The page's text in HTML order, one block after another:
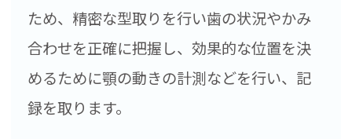
ため、精密な型取りを行い歯の状況やかみ
合わせを正確に把握し、効果的な位置を決
めるために顎の動きの計測などを行い、記
録を取ります。